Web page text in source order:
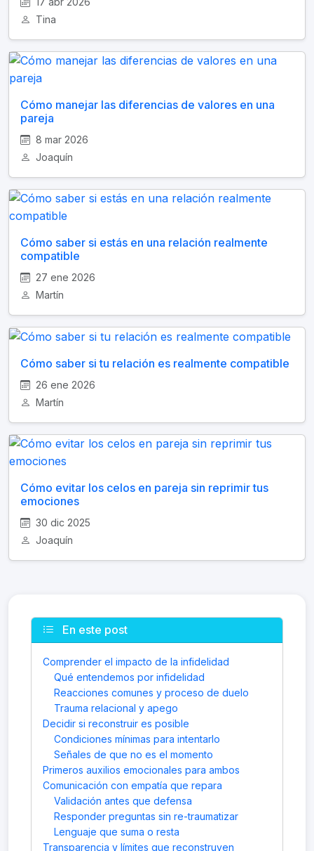
Tina
Cómo manejar las diferencias de valores en una
pareja
8 mar 2026
Joaquín
Cómo saber si estás en una relación realmente
compatible
27 ene 2026
Martín
Cómo saber si tu relación es realmente compatible
26 ene 2026
Martín
Cómo evitar los celos en pareja sin reprimir tus
emociones
30 dic 2025
Joaquín
En este post
Comprender el impacto de la infidelidad
Qué entendemos por infidelidad
Reacciones comunes y proceso de duelo
Trauma relacional y apego
Decidir si reconstruir es posible
Condiciones mínimas para intentarlo
Señales de que no es el momento
Primeros auxilios emocionales para ambos
Comunicación con empatía que repara
Validación antes que defensa
Responder preguntas sin re-traumatizar
Lenguaje que suma o resta
Transparencia y límites que reconstruyen